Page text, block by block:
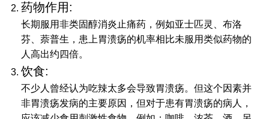
药物作用:
长期服用非类固醇消炎止痛药，例如亚士匹灵、布洛
芬、萘普生，患上胃溃疡的机率相比未服用类似药物的
人高出约四倍。
饮食:
不少人曾经认为吃辣太多会导致胃溃疡。但这个因素并
非胃溃疡发病的主要原因，但对于患有胃溃疡的病人，